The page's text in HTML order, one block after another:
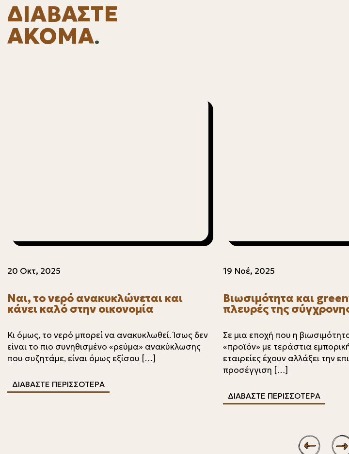
ΔΙΑΒΑΣΤΕ
ΑΚΟΜΑ
20 Οκτ, 2025
Ναι, το νερό ανακυκλώνεται και
κάνει καλό στην οικονομία
Κι όμως, το νερό μπορεί να ανακυκλωθεί. Ίσως δεν
είναι το πιο συνηθισμένο «ρεύμα» ανακύκλωσης
που συζητάμε, είναι όμως εξίσου […]
ΔΙΑΒΑΣΤΕ ΠΕΡΙΣΣΟΤΕΡΑ
19 Νοέ, 2025
Βιωσιμότητα και
πλευρές της
Σε μια εποχή που η
«προϊόν» με τεράστια
εταιρείες έχουν αλλάξει την
προσέγγιση […]
ΔΙΑΒΑΣΤΕ ΠΕΡΙΣΣΟΤΕΡΑ